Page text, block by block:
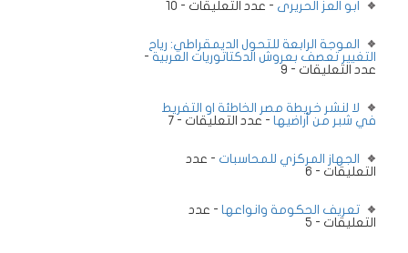
ابو العز الحريرى - عدد التعليقات - 10
الموجة الرابعة للتحول الديمقراطي: رياح
التغيير تعصف بعروش الدكتاتوريات العربية -
عدد التعليقات - 9
لا لنشر خريطة مصر الخاطئة او التفريط
في شبر من أراضيها - عدد التعليقات - 7
الجهاز المركزي للمحاسبات - عدد
التعليقات - 6
تعريف الحكومة وانواعها - عدد
التعليقات - 5